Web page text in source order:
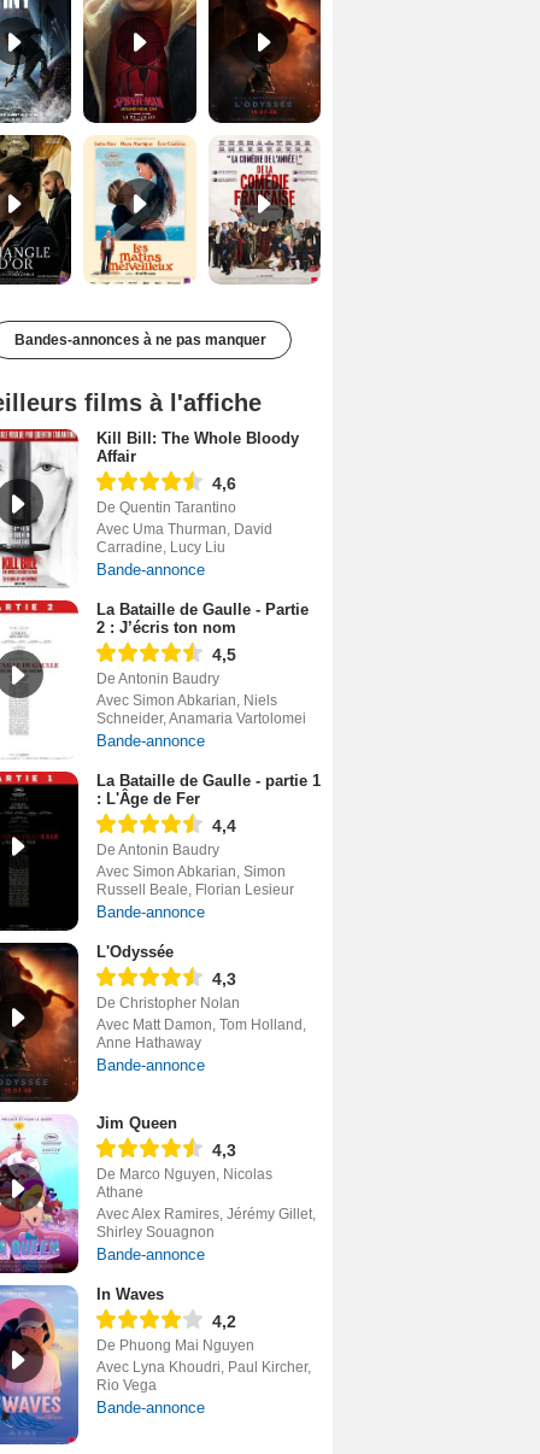
Le Triangle d'or Bande-annonce VF De la Comédie-Française Teaser VF
Bandes-annonces à ne pas manquer
films à l'affiche
Kill Bill: The Whole Bloody
Affair
4,6
De Quentin Tarantino
Avec Uma Thurman, David
Carradine, Lucy Liu
Bande-annonce
La Bataille de Gaulle - Partie
2 : J’écris ton nom
4,5
De Antonin Baudry
Avec Simon Abkarian, Niels
Schneider, Anamaria Vartolomei
Bande-annonce
La Bataille de Gaulle - partie 1
: L'Âge de Fer
4,4
De Antonin Baudry
Avec Simon Abkarian, Simon
Russell Beale, Florian Lesieur
Bande-annonce
L'Odyssée
4,3
De Christopher Nolan
Avec Matt Damon, Tom Holland,
Anne Hathaway
Bande-annonce
Jim Queen
4,3
De Marco Nguyen, Nicolas
Athane
Avec Alex Ramires, Jérémy Gillet,
Shirley Souagnon
Bande-annonce
In Waves
4,2
De Phuong Mai Nguyen
Avec Lyna Khoudri, Paul Kircher,
Rio Vega
Bande-annonce